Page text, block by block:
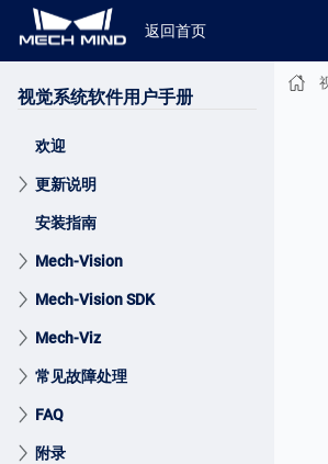
返回首页
视觉系统软件用户手册
欢迎
更新说明
安装指南
Mech-Vision
Mech-Vision SDK
Mech-Viz
常见故障处理
FAQ
附录